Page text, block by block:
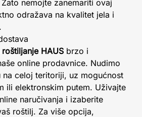
nemojte zanemariti ovaj
odražava na kvalitet jela i
HAUS brzo i
online prodavnice. Nudimo
na celoj teritoriji, uz mogućnost
ili elektronskim putem. Uživajte
naručivanja i izaberite
roštilj. Za više opcija,